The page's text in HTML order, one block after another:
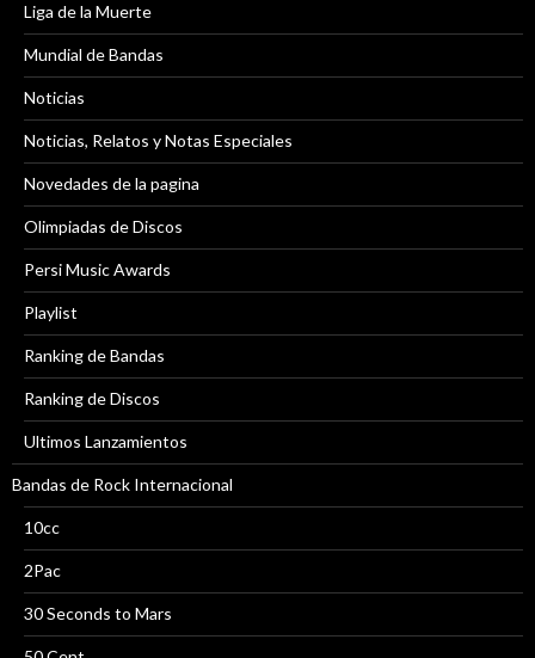
Liga de la Muerte
Mundial de Bandas
Noticias
Noticias, Relatos y Notas Especiales
Novedades de la pagina
Olimpiadas de Discos
Persi Music Awards
Playlist
Ranking de Bandas
Ranking de Discos
Ultimos Lanzamientos
Bandas de Rock Internacional
10cc
2Pac
30 Seconds to Mars